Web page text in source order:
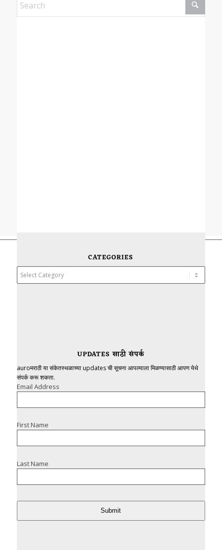
CATEGORIES
Categories
UPDATES साठी संपर्क
auroमराठी या संकेतस्थळाच्या updates ची सूचना आपल्याला मिळण्यासाठी आपण येथे
संपर्क करू शकता.
Email Address
First Name
Last Name
Submit